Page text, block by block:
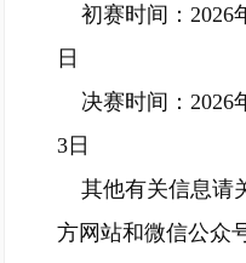
初赛时间：2026
日
决赛时间：2026
3日
其他有关信息请
方网站和微信公众